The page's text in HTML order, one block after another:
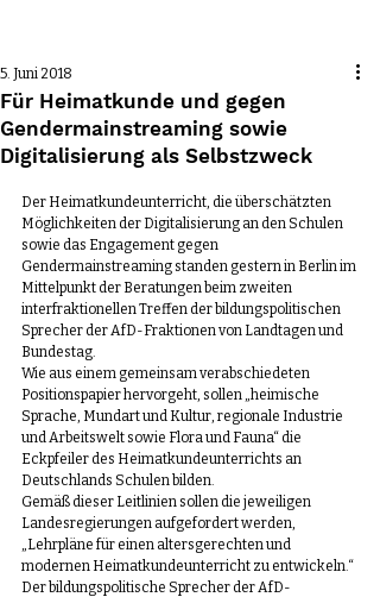
Für Heimatkunde und gegen
Gendermainstreaming sowie
Digitalisierung als Selbstzweck
5. Juni 2018
Der Heimatkundeunterricht, die überschätzten
Möglichkeiten der Digitalisierung an den Schulen
sowie das Engagement gegen
Gendermainstreaming standen gestern in Berlin im
Mittelpunkt der Beratungen beim zweiten
interfraktionellen Treffen der bildungspolitischen
Sprecher der AfD-Fraktionen von Landtagen und
Bundestag.
Wie aus einem gemeinsam verabschiedeten
Positionspapier hervorgeht, sollen „heimische
Sprache, Mundart und Kultur, regionale Industrie
und Arbeitswelt sowie Flora und Fauna“ die
Eckpfeiler des Heimatkundeunterrichts an
Deutschlands Schulen bilden.
Gemäß dieser Leitlinien sollen die jeweiligen
Landesregierungen aufgefordert werden,
„Lehrpläne für einen altersgerechten und
modernen Heimatkundeunterricht zu entwickeln.“
Der bildungspolitische Sprecher der AfD-